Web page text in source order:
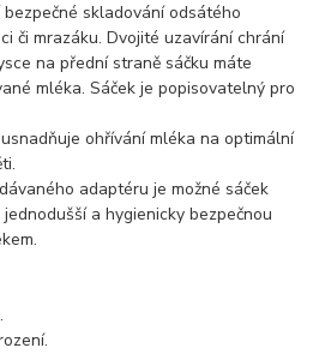
skladování odsátého
či mrazáku. Dvojité uzavírání chrání
na přední straně sáčku máte
mléka. Sáček je popisovatelný pro
ohřívání mléka na optimální
adaptéru je možné sáček
a hygienicky bezpečnou